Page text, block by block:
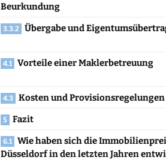
Beurkundung
Übergabe und
Vorteile einer Maklerbetreuung
Kosten und Provisionsregelungen
Fazit
Wie haben sich die
Düsseldorf in den letzten Jahren